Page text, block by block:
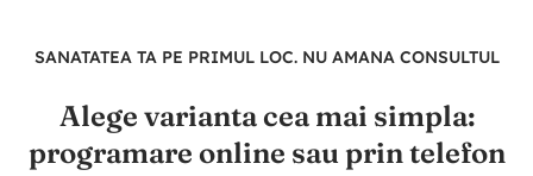
SANATATEA TA PE PRIMUL LOC. NU AMANA CONSULTUL
Alege varianta cea mai simpla:
programare online sau prin telefon